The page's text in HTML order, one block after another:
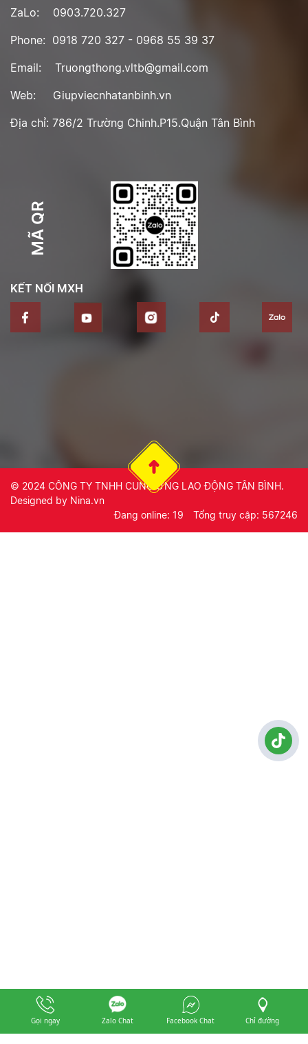
ZaLo: 0903.720.327
Phone: 0918 720 327 - 0968 55 39 37
Email: Truongthong.vltb@gmail.com
Web: Giupviecnhatanbinh.vn
Địa chỉ: 786/2 Trường Chinh.P15.Quận Tân Bình
MÃ QR
KẾT NỐI MXH
© 2024 CÔNG TY TNHH CUNG ỨNG LAO ĐỘNG TÂN BÌNH.
Designed by Nina.vn
Đang online: 19
Tổng truy cập: 567246
Gọi ngay Zalo Chat Facebook Chat Chỉ đường